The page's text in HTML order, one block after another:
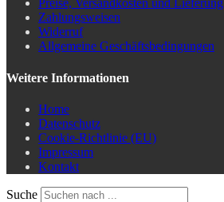
Preise, Versandkosten und Lieferung
Zahlungsweisen
Widerruf
Allgemeine Geschäftsbedingungen
Weitere Informationen
Home
Datenschutz
Cookie-Richtlinie (EU)
Impressum
Kontakt
Suche